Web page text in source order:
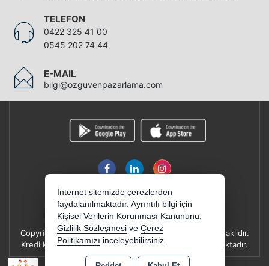
TELEFON
0422 325 41 00
0545 202 74 44
E-MAIL
bilgi@ozguvenpazarlama.com
Copyright 2026 ozguvenpazarlama.com - Tüm hakları saklıdır.
Kredi kartı bilgileriniz 256bit SSL sertifikası ile korunmaktadır.
İnternet sitemizde çerezlerden
faydalanılmaktadır. Ayrıntılı bilgi için
Kişisel Verilerin Korunması Kanununu,
Gizlilik Sözleşmesi ve Çerez
Politikamızı inceleyebilirsiniz.